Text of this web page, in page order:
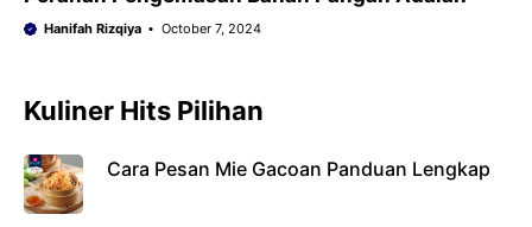
Hanifah Rizqiya October 7, 2024
Kuliner Hits Pilihan
Cara Pesan Mie Gacoan Panduan Lengkap